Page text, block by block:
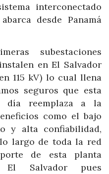
interconectado
desde Panamá
subestaciones
en El Salvador
115 kV) lo cual llena
seguros que esta
día reemplaza a la
como el bajo
y alta confiabilidad,
largo de toda la red
de esta planta
Salvador pues